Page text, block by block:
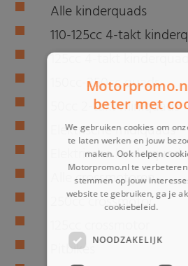
Alle kinderquads
110-125cc 4-takt
125cc 4-takt
150cc-250cc quads
50cc 2-takt miniquads
Elektrische midiquads
Elektrische kinderquad
Alle crossmotoren
250cc crossmotor
125cc crossmotor
Pitbikes
beter met
We gebruiken cookies om
te laten werken en jouw
maken. Ook helpen
Motorpromo.nl te
stemmen op jouw
website te gebruiken, ga je
cookiebeleid.
NOODZAKELIJK